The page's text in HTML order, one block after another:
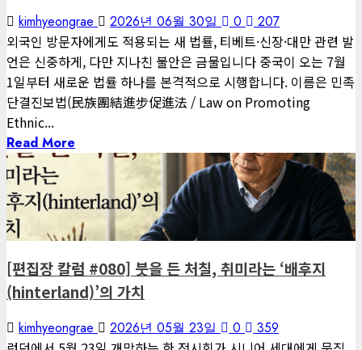
kimhyeongrae 2026년 06월 30일 0 207
외국인 방문자에게도 적용되는 새 법률, 티베트·신장·대만 관련 발
언은 신중하게, 다만 지나친 불안은 금물입니다 중국이 오는 7월
1일부터 새로운 법률 하나를 본격적으로 시행합니다. 이름은 민족
단결진보법(民族團結進步促進法 / Law on Promoting
Ethnic...
Read More
1 minute read
게재된 글
편집장 칼럼
[편집장 칼럼 #080] 붓을 든 처칠, 취미라는 ‘배후지
(hinterland)’의 가치
kimhyeongrae 2026년 05월 23일 0 359